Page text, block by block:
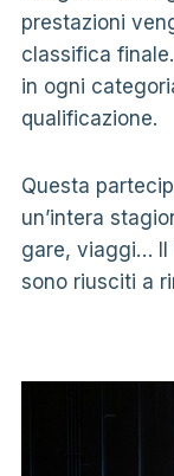
prestazioni
classifica finale.
in ogni
qualificazione.
Questa
un’intera
gare, viaggi… Il
sono riusciti a